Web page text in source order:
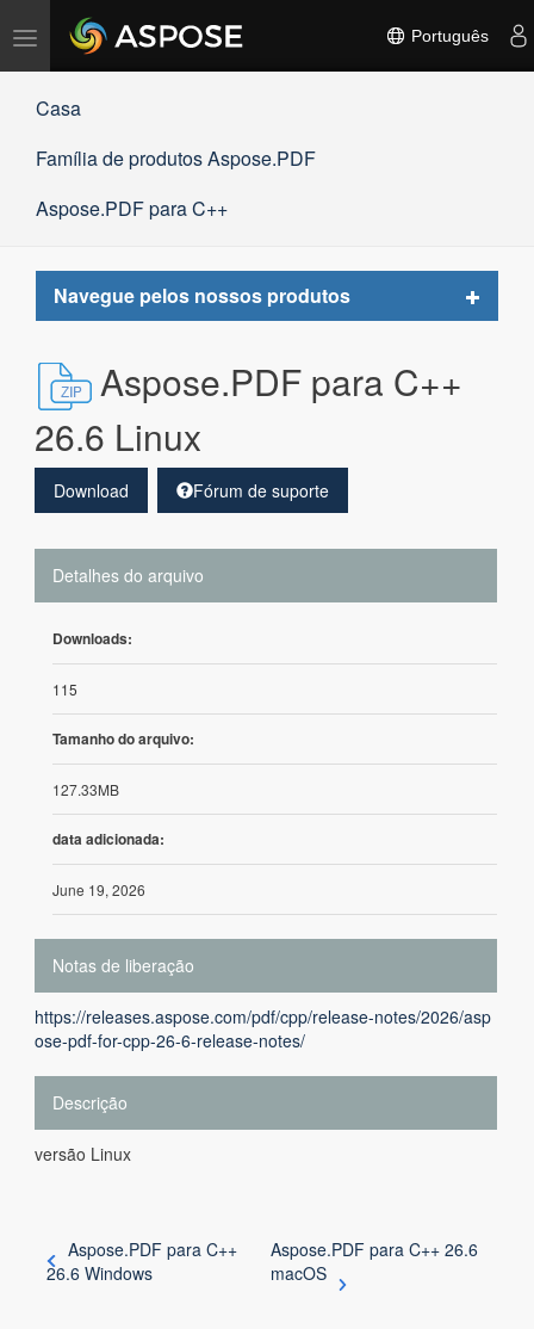
Alternar
navegação
Português
Casa
Família de produtos Aspose.PDF
Aspose.PDF para C++
Navegue pelos nossos produtos
Toggle
Aspose.PDF para C++
26.6 Linux
Download Fórum de suporte
Detalhes do arquivo
Downloads:
115
Tamanho do arquivo:
127.33MB
data adicionada:
June 19, 2026
Notas de liberação
https://releases.aspose.com/pdf/cpp/release-notes/2026/asp
ose-pdf-for-cpp-26-6-release-notes/
Descrição
versão Linux
Aspose.PDF para C++
26.6 Windows
Aspose.PDF para C++ 26.6
macOS